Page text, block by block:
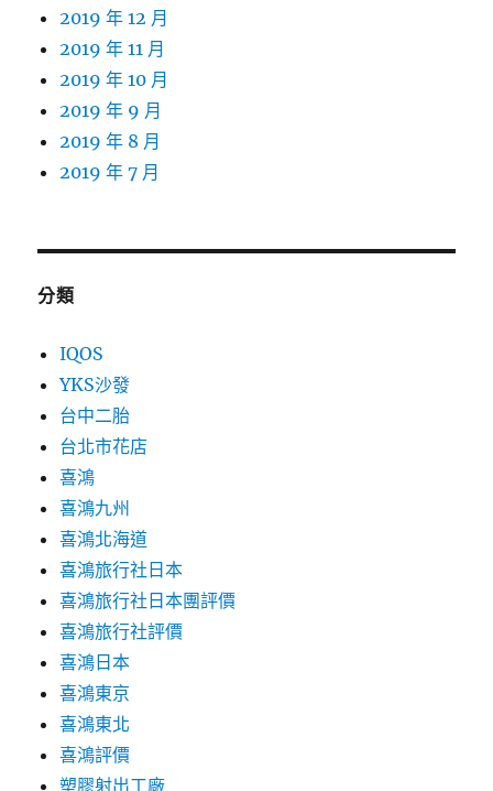
2019 年 12 月
2019 年 11 月
2019 年 10 月
2019 年 9 月
2019 年 8 月
2019 年 7 月
分類
IQOS
YKS沙發
台中二胎
台北市花店
喜鴻
喜鴻九州
喜鴻北海道
喜鴻旅行社日本
喜鴻旅行社日本團評價
喜鴻旅行社評價
喜鴻日本
喜鴻東京
喜鴻東北
喜鴻評價
塑膠射出工廠